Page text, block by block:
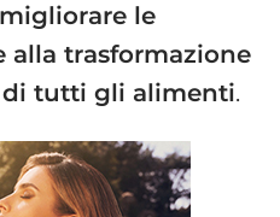
le
alla trasformazione
di tutti gli alimenti.